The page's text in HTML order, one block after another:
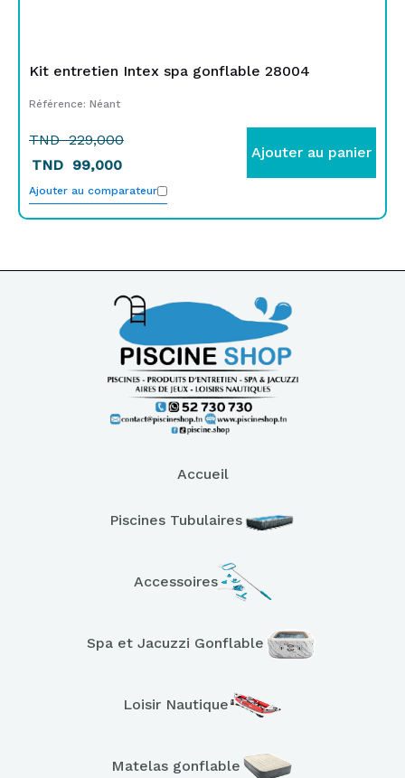
Kit entretien Intex spa gonflable 28004
Référence: Néant
TND229,000
TND 99,000
Ajouter au panier
Ajouter au comparateur
Accueil
Piscines Tubulaires
Accessoires
Spa et Jacuzzi Gonflable
Loisir Nautique
Matelas gonflable